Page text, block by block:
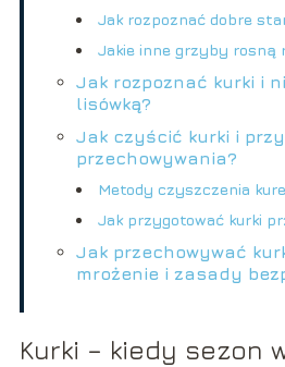
Jak rozpoznać dobre
Jakie inne grzyby rosną
Jak rozpoznać kurki i
lisówką?
Jak czyścić kurki i
przechowywania?
Metody czyszczenia
Jak przygotować kurki
Jak przechowywać
mrożenie i zasady
Kurki – kiedy sezon